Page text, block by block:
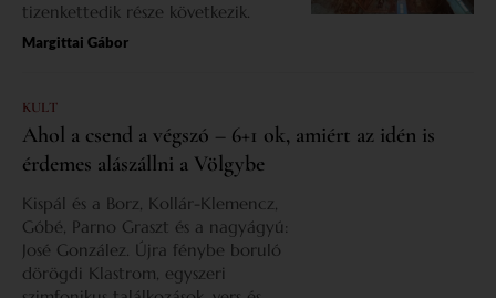
tizenkettedik része következik.
Margittai Gábor
KULT
Ahol a csend a végszó – 6+1 ok, amiért az idén is
érdemes alászállni a Völgybe
Kispál és a Borz, Kollár-Klemencz,
Góbé, Parno Graszt és a nagyágyú:
José González. Újra fénybe boruló
dörögdi Klastrom, egyszeri